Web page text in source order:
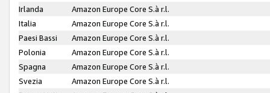
Irlanda
Amazon Europe Core S.à r.l.
Italia
Amazon Europe Core S.à r.l.
Paesi Bassi
Amazon Europe Core S.à r.l.
Polonia
Amazon Europe Core S.à r.l.
Spagna
Amazon Europe Core S.à r.l.
Svezia
Amazon Europe Core S.à r.l.